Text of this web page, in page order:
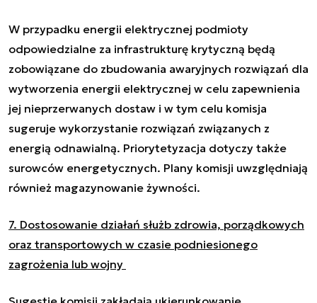
W przypadku energii elektrycznej podmioty
odpowiedzialne za infrastrukturę krytyczną będą
zobowiązane do zbudowania awaryjnych rozwiązań dla
wytworzenia energii elektrycznej w celu zapewnienia
jej nieprzerwanych dostaw i w tym celu komisja
sugeruje wykorzystanie rozwiązań związanych z
energią odnawialną. Priorytetyzacja dotyczy także
surowców energetycznych. Plany komisji uwzględniają
również magazynowanie żywności.
7. Dostosowanie działań służb zdrowia, porządkowych
oraz transportowych w czasie podniesionego
zagrożenia lub wojny